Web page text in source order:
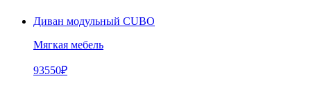
Диван модульный CUBO
Мягкая мебель
93550₽